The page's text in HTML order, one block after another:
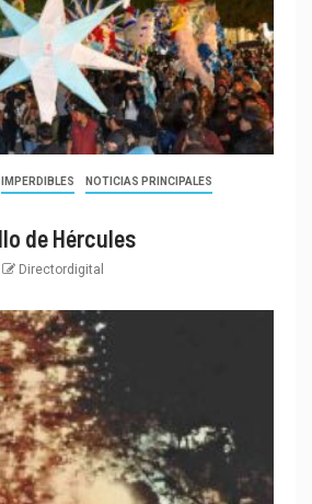
IMPERDIBLES
NOTICIAS PRINCIPALES
de Hércules
Directordigital